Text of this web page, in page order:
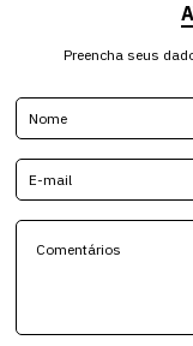
Preencha seus